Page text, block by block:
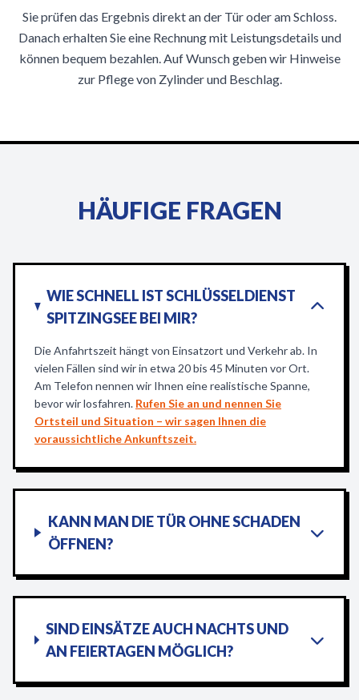
Sie prüfen das Ergebnis direkt an der Tür oder am Schloss.
Danach erhalten Sie eine Rechnung mit Leistungsdetails und
können bequem bezahlen. Auf Wunsch geben wir Hinweise
zur Pflege von Zylinder und Beschlag.
HÄUFIGE FRAGEN
WIE SCHNELL IST SCHLÜSSELDIENST
SPITZINGSEE BEI MIR?
Die Anfahrtszeit hängt von Einsatzort und Verkehr ab. In
vielen Fällen sind wir in etwa 20 bis 45 Minuten vor Ort.
Am Telefon nennen wir Ihnen eine realistische Spanne,
bevor wir losfahren. Rufen Sie an und nennen Sie
Ortsteil und Situation – wir sagen Ihnen die
voraussichtliche Ankunftszeit.
KANN MAN DIE TÜR OHNE SCHADEN
ÖFFNEN?
SIND EINSÄTZE AUCH NACHTS UND
AN FEIERTAGEN MÖGLICH?